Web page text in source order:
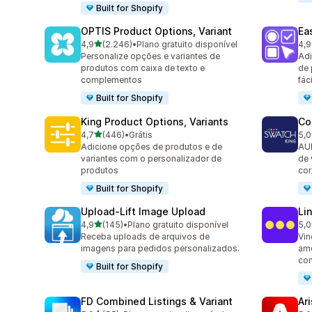
Built for Shopify
OPTIS Product Options, Variant
4,9de 5 estrelas
(2.246)
2246 avaliações ao todo
•Plano gratuito disponível
Personalize opções e variantes de
produtos com caixa de texto e
complementos
Built for Shopify
4,9
de
King Product Options, Variants
4,7de 5 estrelas
(446)
446 avaliações ao todo
•Grátis
Adicione opções de produtos e de
variantes com o personalizador de
produtos
Built for Shopify
5,0
de
Upload‑Lift Image Upload
4,9de 5 estrelas
(145)
145 avaliações ao todo
•Plano gratuito disponível
Receba uploads de arquivos de
imagens para pedidos personalizados.
Built for Shopify
5,0
FD Combined Listings & Variant